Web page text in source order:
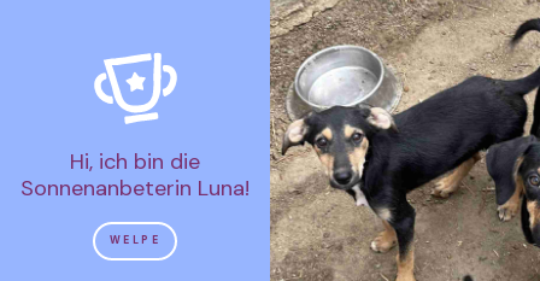
Hi, ich bin die
Sonnenanbeterin Luna!
WELPE